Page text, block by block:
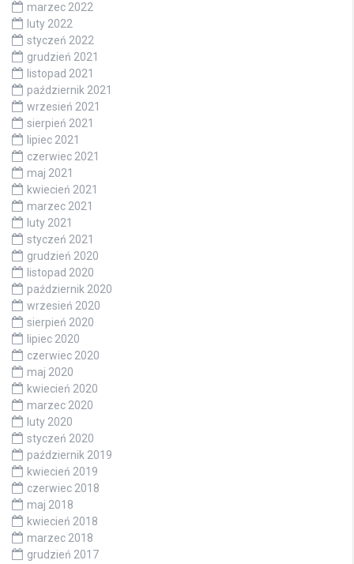
marzec 2022
luty 2022
styczeń 2022
grudzień 2021
listopad 2021
październik 2021
wrzesień 2021
sierpień 2021
lipiec 2021
czerwiec 2021
maj 2021
kwiecień 2021
marzec 2021
luty 2021
styczeń 2021
grudzień 2020
listopad 2020
październik 2020
wrzesień 2020
sierpień 2020
lipiec 2020
czerwiec 2020
maj 2020
kwiecień 2020
marzec 2020
luty 2020
styczeń 2020
październik 2019
kwiecień 2019
czerwiec 2018
maj 2018
kwiecień 2018
marzec 2018
grudzień 2017